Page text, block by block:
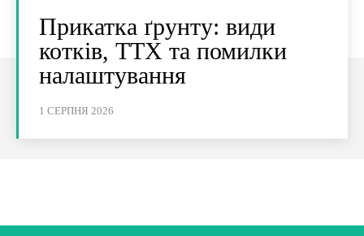
Прикатка ґрунту: види
котків, ТТХ та помилки
налаштування
1 СЕРПНЯ 2026